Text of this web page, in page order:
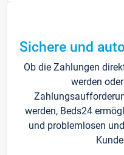
Sichere und
Ob die Zahlungen
werden
werden, Beds24
und problemlosen